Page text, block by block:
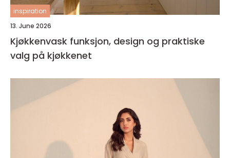
inspiration
13. June 2026
Kjøkkenvask funksjon, design og praktiske
valg på kjøkkenet